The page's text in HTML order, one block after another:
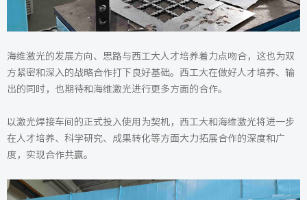
海维激光的发展方向、思路与西工大人才培养着力点吻合，这也为双
方紧密和深入的战略合作打下良好基础。西工大在做好人才培养、输
出的同时，也期待和海维激光进行更多方面的合作。
以激光焊接车间的正式投入使用为契机，西工大和海维激光将进一步
在人才培养、科学研究、成果转化等方面大力拓展合作的深度和广
度，实现合作共赢。